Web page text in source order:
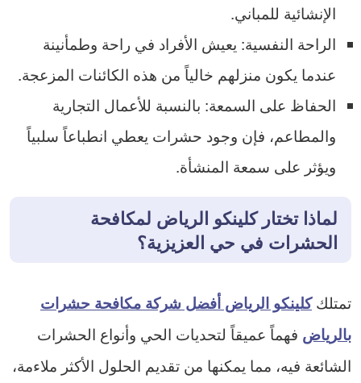
الإنشائية للمباني.
الراحة النفسية: يعيش الأفراد في راحة وطمأنينة
عندما يكون منزلهم خالياً من هذه الكائنات المزعجة.
الحفاظ على السمعة: بالنسبة للأعمال التجارية
والمطاعم، فإن وجود حشرات يعطي انطباعاً سلبياً
ويؤثر على سمعة المنشأة.
لماذا تختار كلينكو الرياض لمكافحة
الحشرات في حي العزيزية؟
تمتلككلينكو الرياض أفضل شركة مكافحة حشرات
بالرياض فهماً عميقاً لتحديات الحي وأنواع الحشرات
الشائعة فيه، مما يمكنها من تقديم الحلول الأكثر ملاءمة،